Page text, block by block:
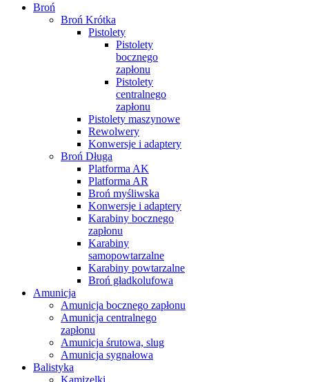
Broń
Broń Krótka
Pistolety
Pistolety
bocznego
zapłonu
Pistolety
centralnego
zapłonu
Pistolety maszynowe
Rewolwery
Konwersje i adaptery
Broń Długa
Platforma AK
Platforma AR
Broń myśliwska
Konwersje i adaptery
Karabiny bocznego
zapłonu
Karabiny
samopowtarzalne
Karabiny powtarzalne
Broń gładkolufowa
Amunicja
Amunicja bocznego zapłonu
Amunicja centralnego
zapłonu
Amunicja śrutowa, slug
Amunicja sygnałowa
Balistyka
Kamizelki